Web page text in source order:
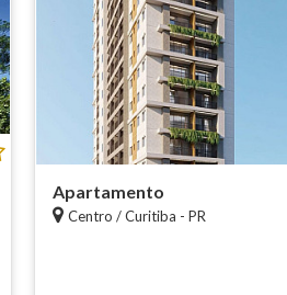
Apartamento
Centro / Curitiba - PR